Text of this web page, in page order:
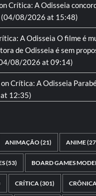
Crítica: A Odisseia
(04/08/2026 at 15:48)
A Odisseia O filme é
de Odisseia é sem
08/2026 at 09:14)
onCrítica: A Odisseia
12:35)
ANIMAÇÃO(21) ANIME
(53) BOARD GAMES
CRÍTICA(301)